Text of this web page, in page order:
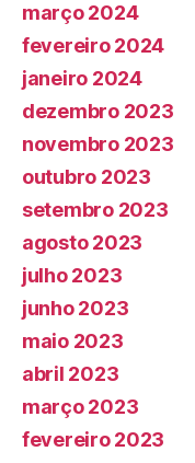
março 2024
fevereiro 2024
janeiro 2024
dezembro 2023
novembro 2023
outubro 2023
setembro 2023
agosto 2023
julho 2023
junho 2023
maio 2023
abril 2023
março 2023
fevereiro 2023